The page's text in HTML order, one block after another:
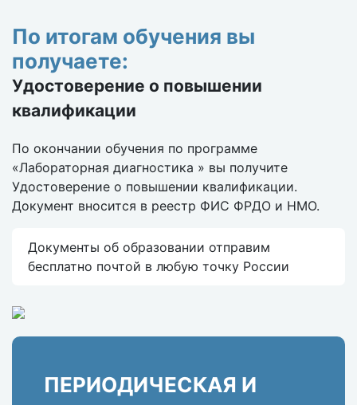
По итогам обучения вы
получаете:
Удостоверение о повышении
квалификации
По окончании обучения по программе
«Лабораторная диагностика » вы получите
Удостоверение о повышении квалификации.
Документ вносится в реестр ФИС ФРДО и НМО.
Документы об образовании отправим
бесплатно почтой в любую точку России
ПЕРИОДИЧЕСКАЯ И